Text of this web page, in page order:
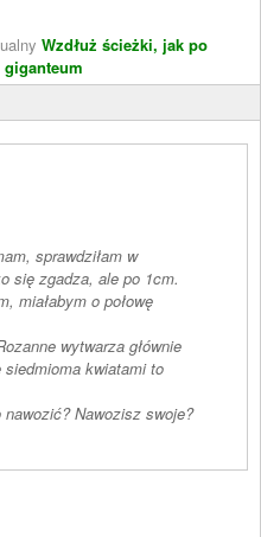
Wzdłuż ścieżki, jak po
sprawdziłam w
się zgadza, ale po 1cm.
miałabym o połowę
wytwarza głównie
kwiatami to
Nawozisz swoje?